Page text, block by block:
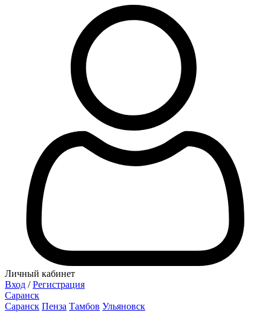
Личный кабинет
Вход / Регистрация
Саранск
Саранск Пенза Тамбов Ульяновск